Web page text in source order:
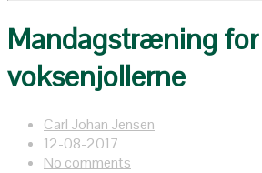
Mandagstræning for
voksenjollerne
Carl Johan Jensen
12-08-2017
No comments